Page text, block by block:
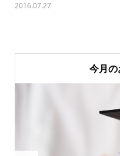
2016.07.27
今月